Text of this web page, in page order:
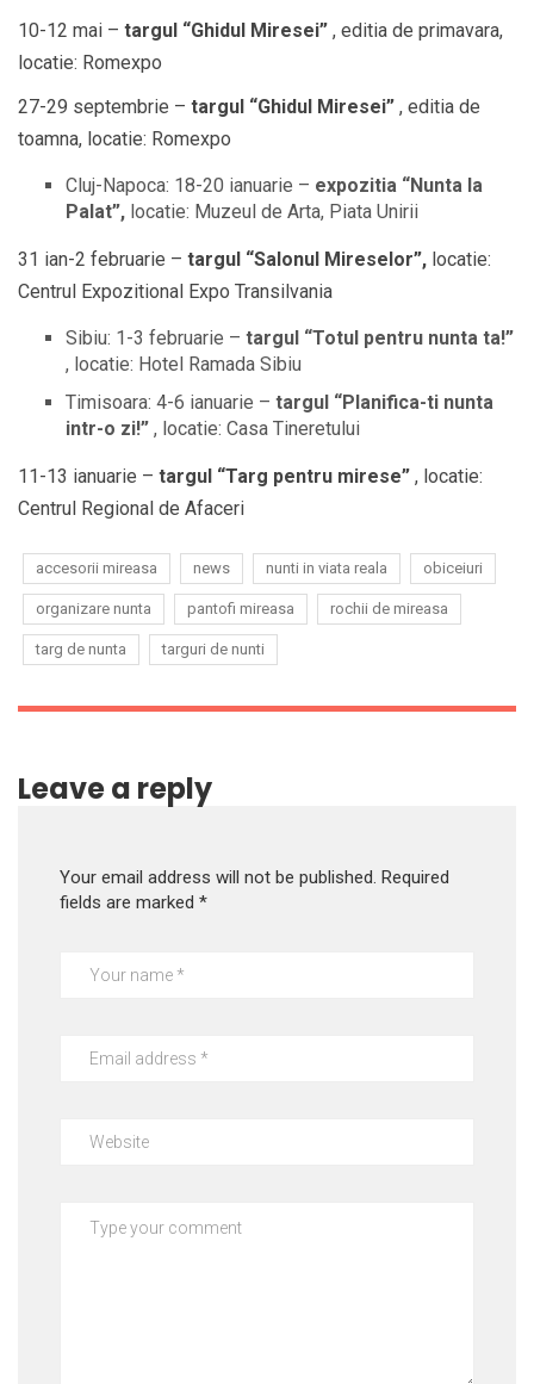
10-12 mai – targul “Ghidul Miresei” , editia de primavara,
locatie: Romexpo
27-29 septembrie – targul “Ghidul Miresei” , editia de
toamna, locatie: Romexpo
Cluj-Napoca: 18-20 ianuarie – expozitia “Nunta la
Palat”, locatie: Muzeul de Arta, Piata Unirii
31 ian-2 februarie – targul “Salonul Mireselor”, locatie:
Centrul Expozitional Expo Transilvania
Sibiu: 1-3 februarie – targul “Totul pentru nunta ta!”
, locatie: Hotel Ramada Sibiu
Timisoara: 4-6 ianuarie – targul “Planifica-ti nunta
intr-o zi!” , locatie: Casa Tineretului
11-13 ianuarie – targul “Targ pentru mirese” , locatie:
Centrul Regional de Afaceri
accesorii mireasa news nunti in viata reala obiceiuri
organizare nunta pantofi mireasa rochii de mireasa
targ de nunta targuri de nunti
Leave a reply
Your email address will not be published. Required
fields are marked *